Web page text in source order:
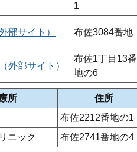
1
部サイト） 布佐3084番地
外部サイト）
布佐1丁目13番
地の6
所 住所
布佐2212番地の1
ニック
布佐2741番地の4